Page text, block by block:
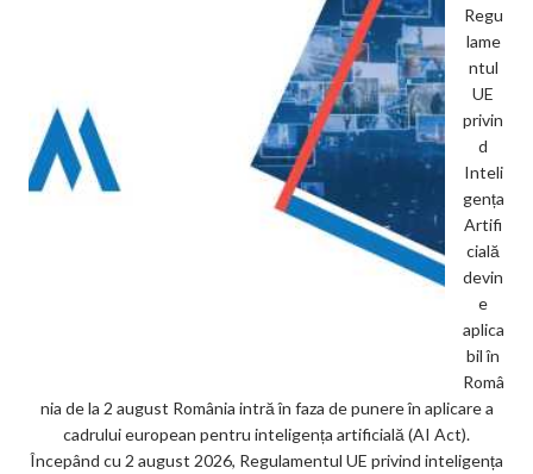
Regu
lame
ntul
UE
privin
d
Inteli
gența
Artifi
cială
devin
e
aplica
bil în
Româ
nia de la 2 august România intră în faza de punere în aplicare a
cadrului european pentru inteligența artificială (AI Act).
Începând cu 2 august 2026, Regulamentul UE privind inteligența